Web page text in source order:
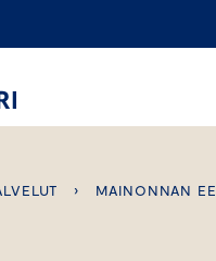
› MAINONNAN